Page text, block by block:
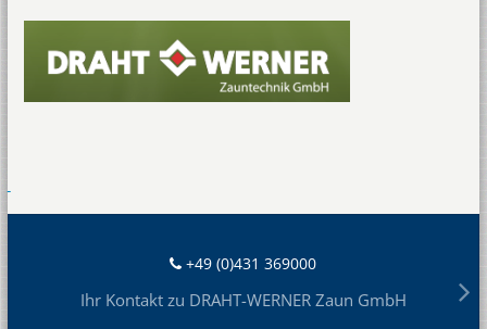
+49 (0)431 369000
Ihr Kontakt zu DRAHT-WERNER Zaun GmbH